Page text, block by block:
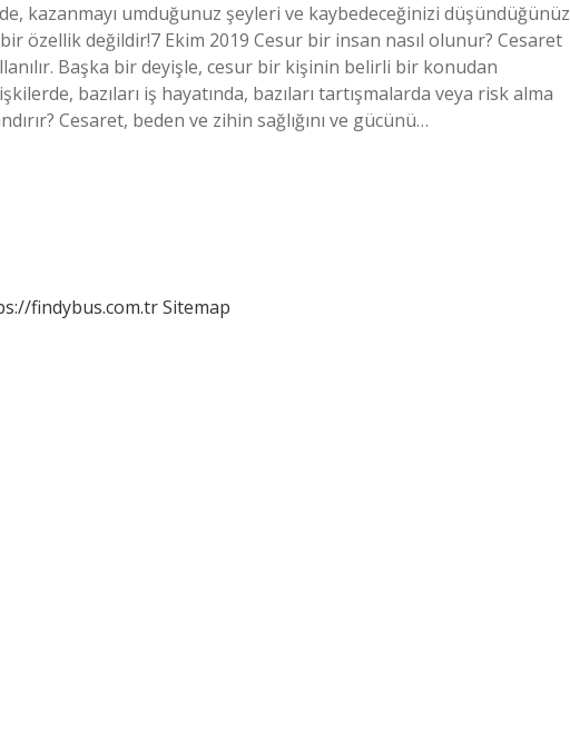
kazanmayı umduğunuz şeyleri ve kaybedeceğinizi düşündüğünüz
özellik değildir!7 Ekim 2019 Cesur bir insan nasıl olunur? Cesaret
Başka bir deyişle, cesur bir kişinin belirli bir konudan
bazıları iş hayatında, bazıları tartışmalarda veya risk alma
Cesaret, beden ve zihin sağlığını ve gücünü…
findybus.com.trSitemap